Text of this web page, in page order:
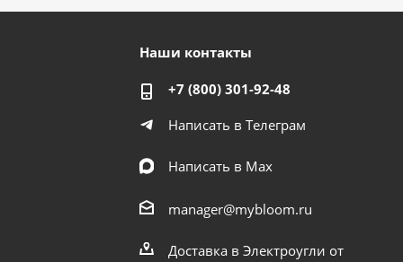
Наши контакты
+7 (800) 301-92-48
Написать в Телеграм
Написать в Мах
manager@mybloom.ru
Доставка в Электроугли от